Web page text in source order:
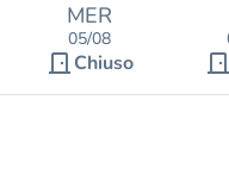
MER
05/08
door_front Chiuso door_front